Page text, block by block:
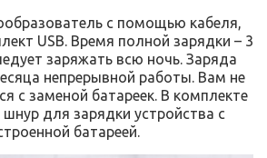
с помощью кабеля,
USB. Время полной зарядки – 3
заряжать всю ночь. Заряда
непрерывной работы. Вам не
с заменой батареек. В комплекте
шнур для зарядки устройства с
батареей.